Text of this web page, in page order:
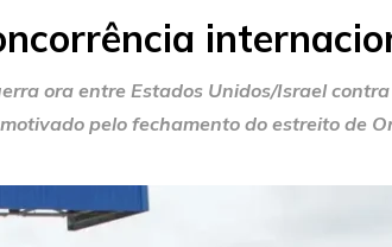
ora entre Estados Unidos/Israel
pelo fechamento do estreito de